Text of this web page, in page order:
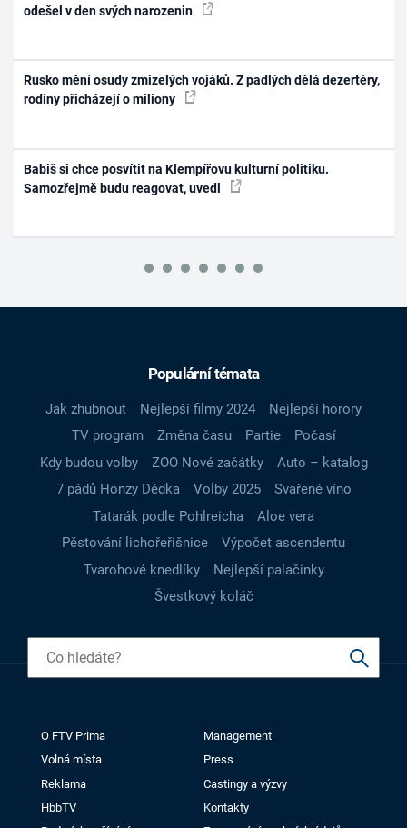
odešel v den svých narozenin
Rusko mění osudy zmizelých vojáků. Z padlých dělá dezertéry,
rodiny přicházejí o miliony
Babiš si chce posvítit na Klempířovu kulturní politiku.
Samozřejmě budu reagovat, uvedl
Populární témata
Jak zhubnout Nejlepší filmy 2024
Nejlepší horory
TV program
Změna času Partie
Počasí
Kdy budou volby
ZOO Nové začátky
Auto – katalog
7 pádů Honzy Dědka
Volby 2025
Svařené víno
Tatarák podle Pohlreicha
Aloe vera
Pěstování lichořeřišnice
Výpočet ascendentu
Tvarohové knedlíky
Nejlepší palačinky
Švestkový koláč
O FTV Prima
Management
Volná místa
Press
Reklama
Castingy a výzvy
HbbTV
Kontakty